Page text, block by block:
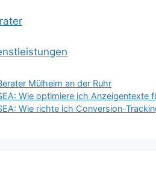
Mülheim an der Ruhr
Wie optimiere ich Anzeigentexte
Wie richte ich Conversion-